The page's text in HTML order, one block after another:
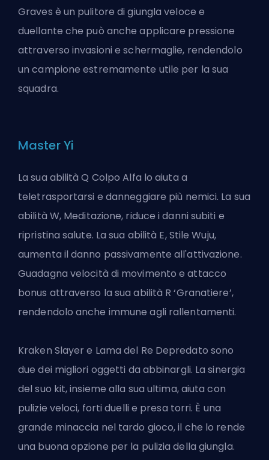
Graves è un pulitore di giungla veloce e
duellante che può anche applicare pressione
attraverso invasioni e schermaglie, rendendolo
uncampioneestremamente utile per la sua
squadra.
Master Yi
La sua abilità Q Colpo Alfa lo aiuta a
teletrasportarsi e danneggiare più nemici. La sua
abilità W, Meditazione, riduce i danni subiti e
ripristina salute. La sua abilità E, Stile Wuju,
aumenta il danno passivamente all'attivazione.
Guadagna velocità di movimento e attacco
bonus attraverso la sua abilità R ‘Granatiere’,
rendendolo anche immune agli rallentamenti.
Kraken Slayer e Lama del Re Depredato sono
due dei migliori oggetti da abbinargli. La sinergia
del suo kit, insieme alla sua ultima, aiuta con
pulizie veloci, forti duelli e presa torri. È una
grande minaccia nel tardo gioco, il che lo rende
una buona opzione per la pulizia della giungla.